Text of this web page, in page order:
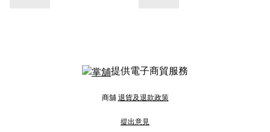
提供電子商貿服務
商舖 退貨及退款政策
提出意見